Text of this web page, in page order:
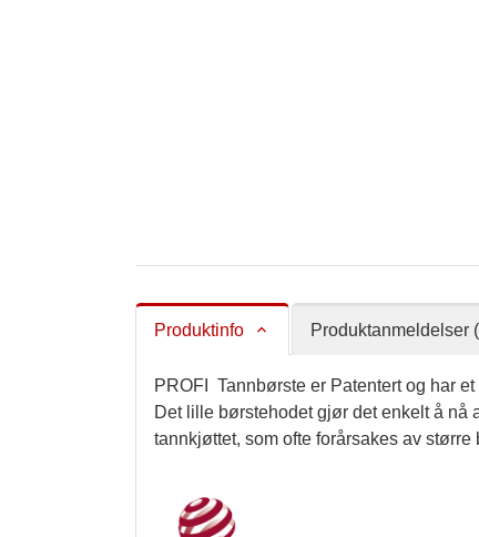
Produktinfo Produktanmeldelser
PROFI Tannbørste er Patentert og har
Det lille børstehodet gjør det enkelt å
tannkjøttet, som ofte forårsakes av større